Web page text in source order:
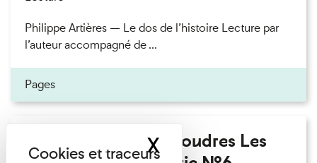
Philippe Artières — Le dos de l’histoire Lecture par
l’auteur accompagné de ...
Pages
Fanny Taillandier - Foudres Les
XMasquer le